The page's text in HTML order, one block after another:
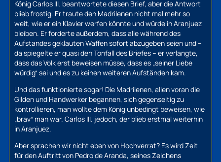
König Carlos III. beantwortete diesen Brief, aber die Antwort
blieb frostig. Er traute den Madrilenen nicht mal mehr so
weit, wie er ein Klavier werfen könnte und würde in Aranjuez
bleiben. Er forderte außerdem, dass alle während des
Aufstandes geklauten Waffen sofort abzugeben seien und –
da spiegelte er quasi den Tonfall des Briefes – er verlangte,
dass das Volk erst beweisen müsse, dass es „seiner Liebe
würdig“ sei und es zu keinen weiteren Aufständen kam.
Und das funktionierte sogar! Die Madrilenen, allen voran die
Gilden und Handwerker begannen, sich gegenseitig zu
kontrollieren, man wollte dem König unbedingt beweisen, wie
„brav“ man war. Carlos III. jedoch, der blieb erstmal weiterhin
in Aranjuez.
Aber sprachen wir nicht eben von Hochverrat? Es wird Zeit
für den Auftritt von Pedro de Aranda, seines Zeichens